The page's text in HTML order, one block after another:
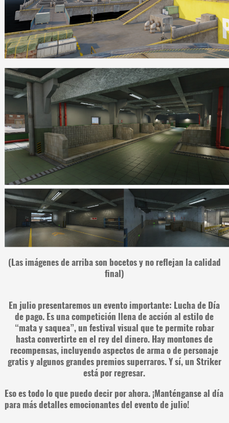
(Las imágenes de arriba son bocetos y no reflejan la calidad
final)
En julio presentaremos un evento importante: Lucha de Día
de pago. Es una competición llena de acción al estilo de
“mata y saquea”, un festival visual que te permite robar
hasta convertirte en el rey del dinero. Hay montones de
recompensas, incluyendo aspectos de arma o de personaje
gratis y algunos grandes premios superraros. Y sí, un Striker
está por regresar.
Eso es todo lo que puedo decir por ahora. ¡Manténganse al día
para más detalles emocionantes del evento de julio!